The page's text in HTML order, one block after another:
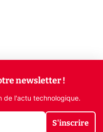
newsletter !
de l'actu technologique.
S'inscrire